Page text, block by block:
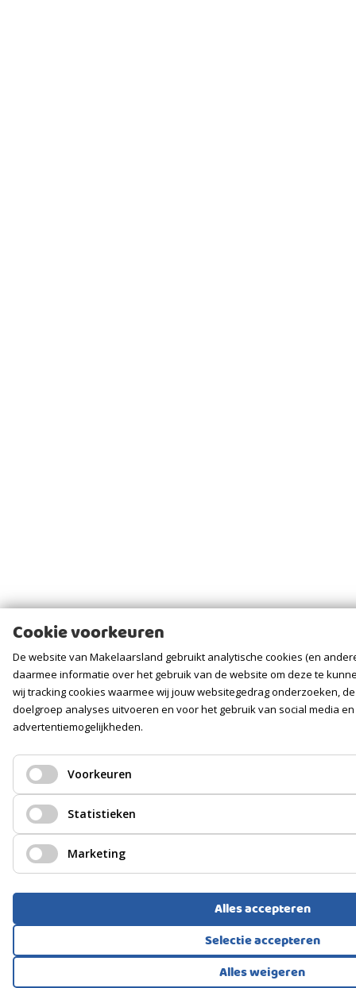
Cookie voorkeuren
De website van Makelaarsland gebruikt analytische cookies (en
daarmee informatie over het gebruik van de website om deze te
wij tracking cookies waarmee wij jouw websitegedrag onderzoeken,
doelgroep analyses uitvoeren en voor het gebruik van social media
advertentiemogelijkheden.
Voorkeuren
Statistieken
Marketing
Alles accepteren
Selectie accepteren
Alles weigeren